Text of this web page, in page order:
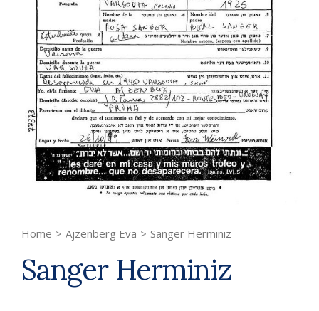
Home > Ajzenberg Eva > Sanger Herminiz
Sanger Herminiz